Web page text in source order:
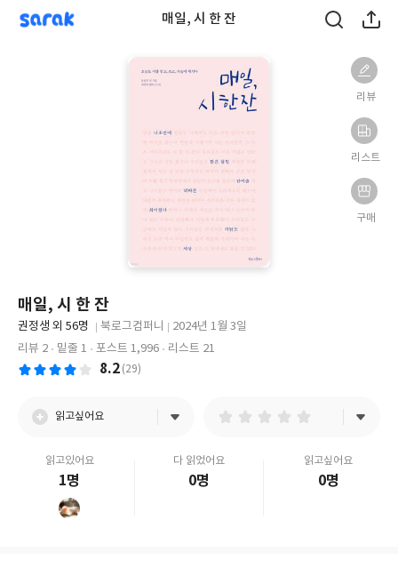
sarak 매일, 시 한 잔
리뷰
리스트
구매
매일, 시 한 잔
글
쓴
권정생 외 56명
출
사
북로그컴퍼니
출
2024년 1월 3일
리뷰 2
밑줄 1 포스트 1,996 리스트 21
8.2 (29)
읽고싶어요
읽고있어요
1명
다 읽었어요
0명
읽고싶어요
0명